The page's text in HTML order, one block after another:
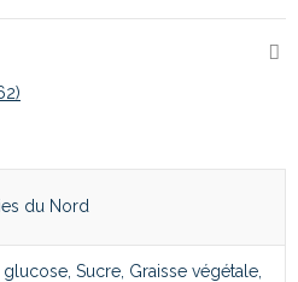
du Nord
Sucre, Graisse végétale,